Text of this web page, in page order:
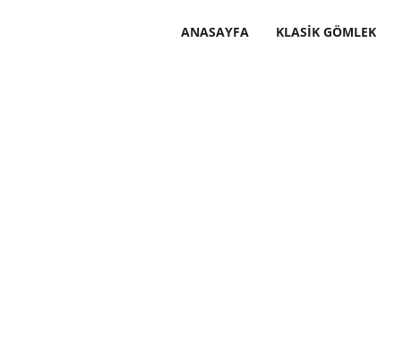
ANASAYFA KLASIK GÖMLEK